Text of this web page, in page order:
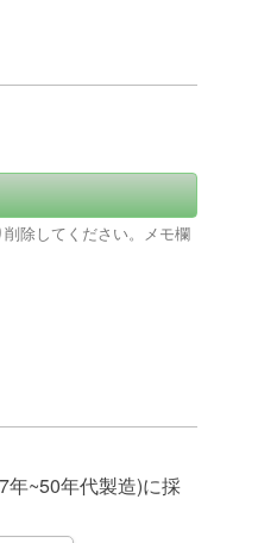
除してください。メモ欄
年~50年代製造)に採